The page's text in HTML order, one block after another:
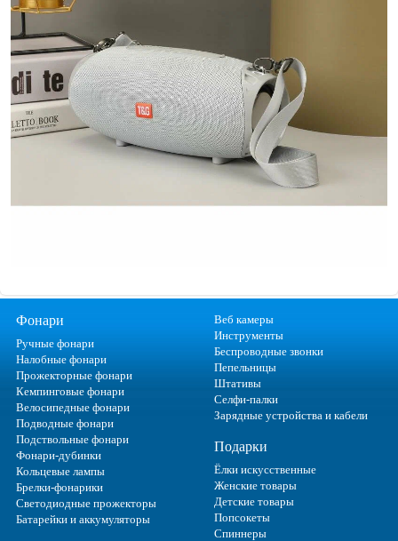
Фонари
Ручные фонари
Налобные фонари
Прожекторные фонари
Кемпинговые фонари
Велосипедные фонари
Подводные фонари
Подствольные фонари
Фонари-дубинки
Кольцевые лампы
Брелки-фонарики
Светодиодные прожекторы
Батарейки и аккумуляторы
Веб камеры
Инструменты
Беспроводные звонки
Пепельницы
Штативы
Селфи-палки
Зарядные устройства и кабели
Подарки
Ёлки искусственные
Женские товары
Детские товары
Попсокеты
Спиннеры